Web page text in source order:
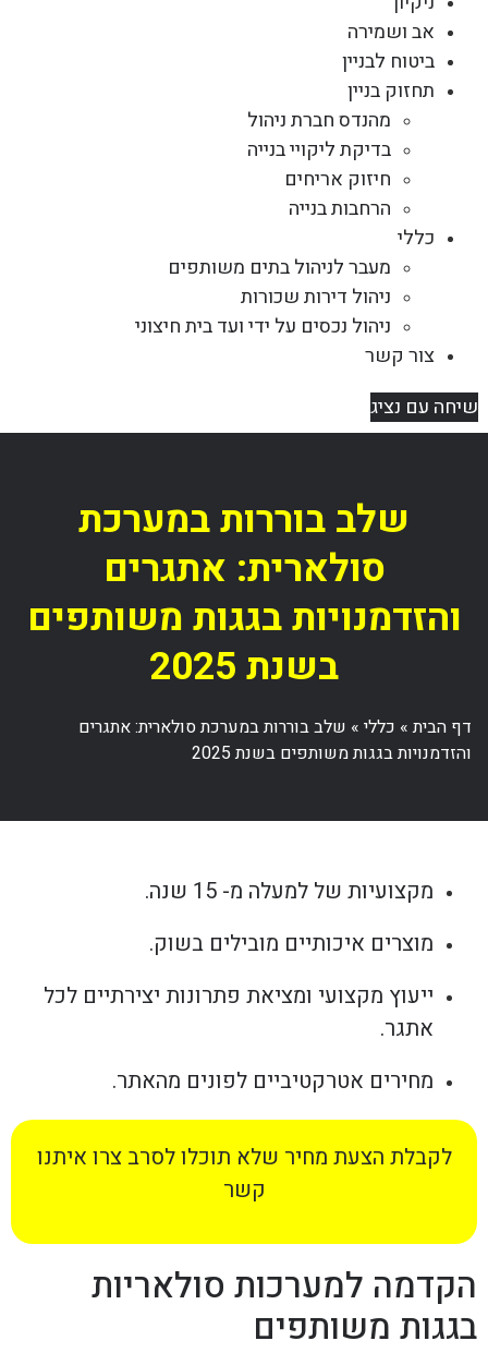
אב ושמירה
ביטוח לבניין
תחזוק בניין
מהנדס חברת ניהול
בדיקת ליקויי בנייה
חיזוק אריחים
הרחבות בנייה
כללי
מעבר לניהול בתים משותפים
ניהול דירות שכורות
ניהול נכסים על ידי ועד בית חיצוני
צור קשר
שיחה עם נציג
שלב בוררות במערכת
סולארית: אתגרים
והזדמנויות בגגות משותפים
בשנת 2025
דף הבית» כללי» שלב בוררות במערכת סולארית: אתגרים
והזדמנויות בגגות משותפים בשנת 2025
מקצועיות של למעלה מ- 15 שנה.
מוצרים איכותיים מובילים בשוק.
ייעוץ מקצועי ומציאת פתרונות יצירתיים לכל
אתגר.
מחירים אטרקטיביים לפונים מהאתר.
לקבלת הצעת מחיר שלא תוכלו לסרב צרו איתנו
קשר
הקדמה למערכות סולאריות
בגגות משותפים